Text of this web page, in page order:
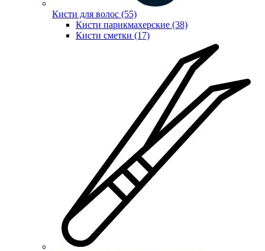
Кисти для волос (55)
Кисти парикмахерские (38)
Кисти сметки (17)